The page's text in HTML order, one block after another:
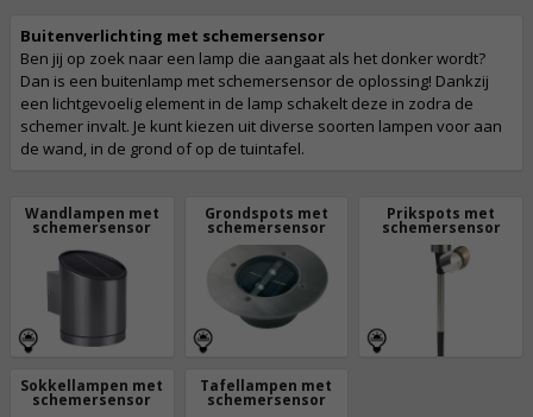
Buitenverlichting met schemersensor
Ben jij op zoek naar een lamp die aangaat als het donker wordt?
Dan is een buitenlamp met schemersensor de oplossing! Dankzij
een lichtgevoelig element in de lamp schakelt deze in zodra de
schemer invalt. Je kunt kiezen uit diverse soorten lampen voor aan
de wand, in de grond of op de tuintafel.
Wandlampen met
schemersensor
Grondspots met
schemersensor
Prikspots met
schemersensor
Sokkellampen met
schemersensor
Tafellampen met
schemersensor